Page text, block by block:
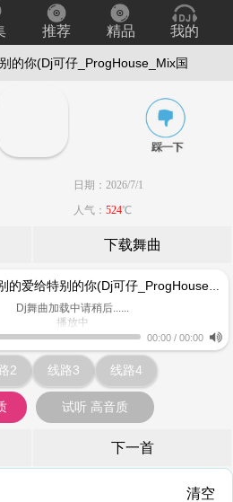
推荐 精品 我的
的你(Dj可仔_ProgHouse_Mix国
日期：2026/7/1
人气： 524℃
下载舞曲
伍思凯_-_特别的爱给特别的你(Dj可仔_ProgHouse_Mix国语男)无心睡眠鼓
Dj舞曲加载中请稍后......
播放中
www.keiqu.com
00:00 / 00:00
2 线路3 线路4
试听 高音质
下一首
清空